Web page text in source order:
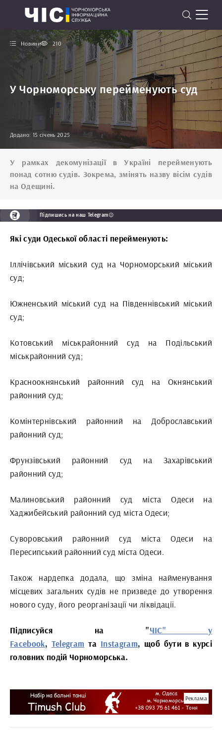
Новини 210
У Чорноморську перейменують суд
Додано: 15 січень 2025
У рамках декомунізації в Україні перейменують
понад сотню судів. Зокрема, змінять назву вісім судів
на Одещині.
Підпишись на наш Telegram😉
Які суди Одеської області перейменують:
Іллічівський міський суд на Чорноморський міський
суд;
Южненський міський суд на Південнівський міський
суд;
Котовський міськрайонний суд на Подільський
міськрайонний суд;
Красноокнянський районний суд на Окнянський
районний суд;
Комінтернівський районний на Доброславський
районний суд;
Фрунзівський районний суд на Захарівський
районний суд;
Малиновський районний суд міста Одеси на
Хаджибейський районний суд міста Одеси;
Суворовський районний суд міста Одеси на
Пересипський районний суд міста Одеси.
Також нардепка додала, що зміна найменування
місцевих загальних судів не призведе до утворення
нового суду, його реорганізації чи ліквідації.
Підписуйся на "ЧІС" у
Facebook, Telegram та Instagram, щоб бути в курсі
головних подій Чорноморська.
Реклама